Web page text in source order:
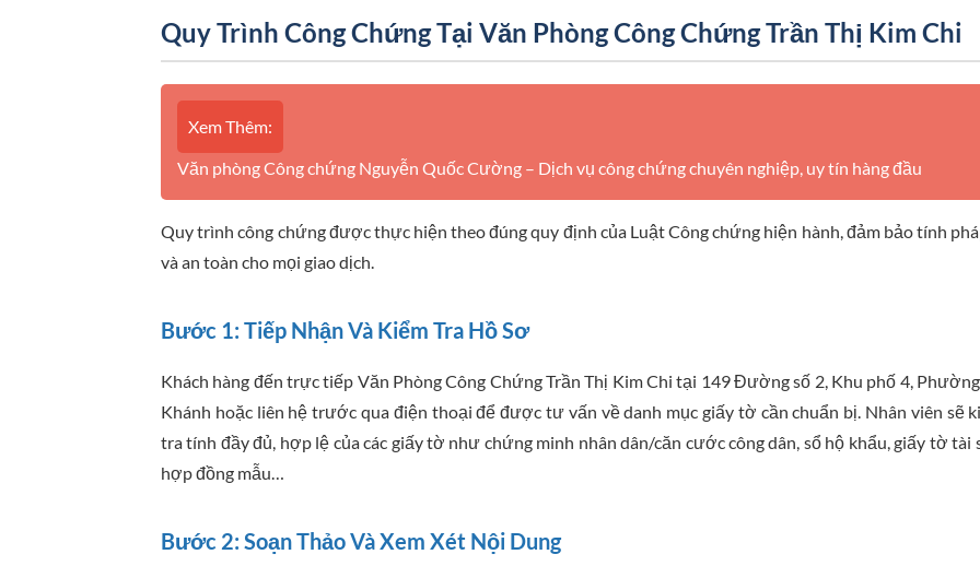
Quy Trình Công Chứng Tại Văn Phòng Công Chứng Trần Thị Kim Chi
Xem Thêm:
Văn phòng Công chứng Nguyễn Quốc Cường – Dịch vụ công chứng chuyên nghiệp, uy tín hàng đầu
Quy trình công chứng được thực hiện theo đúng quy định của Luật Công chứng hiện hành, đảm bảo tính
và an toàn cho mọi giao dịch.
Bước 1: Tiếp Nhận Và Kiểm Tra Hồ Sơ
Khách hàng đến trực tiếp Văn Phòng Công Chứng Trần Thị Kim Chi tại 149 Đường số 2, Khu phố 4,
Khánh hoặc liên hệ trước qua điện thoại để được tư vấn về danh mục giấy tờ cần chuẩn bị. Nhân viên sẽ
tra tính đầy đủ, hợp lệ của các giấy tờ như chứng minh nhân dân/căn cước công dân, sổ hộ khẩu, giấy tờ tài
hợp đồng mẫu…
Bước 2: Soạn Thảo Và Xem Xét Nội Dung